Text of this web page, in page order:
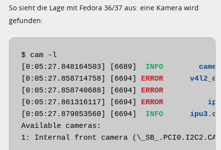
So sieht die Lage mit Fedora 36/37 aus: eine Kamera wird
gefunden:
$ cam -l
[0:05:27.848164503] [6689]
INFO
[0:05:27.858714758] [6694] ERROR V4L2
[0:05:27.858740688] [6694] ERROR
[0:05:27.861316117] [6694] ERROR IPAProxy
[0:05:27.879853560] [6694]
INFO IPU3
Available cameras: